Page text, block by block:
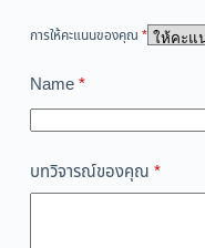
การให้คะแนนของคุณ *
Name*
บทวิจารณ์ของคุณ *